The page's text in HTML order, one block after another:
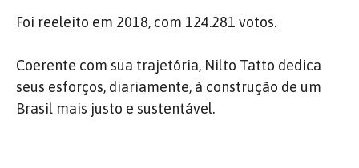
Foi reeleito em 2018, com 124.281 votos.
Coerente com sua trajetória, Nilto Tatto dedica
seus esforços, diariamente, à construção de um
Brasil mais justo e sustentável.